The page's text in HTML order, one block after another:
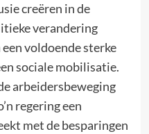
creëren in de
verandering
voldoende sterke
sociale mobilisatie.
arbeidersbeweging
regering een
met de besparingen